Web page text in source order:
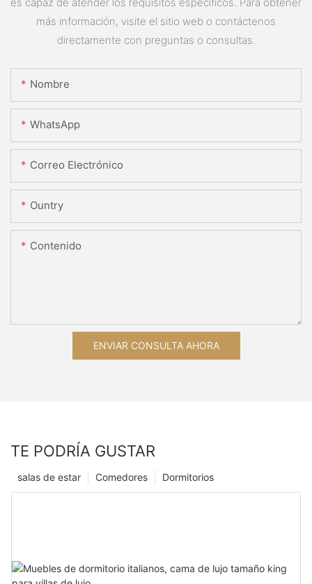
más información, visite el sitio web o contáctenos
directamente con preguntas o consultas.
Nombre
WhatsApp
Correo Electrónico
Ountry
Contenido
ENVIAR CONSULTA AHORA
TE PODRÍA GUSTAR
Dormitorios
Comedores
salas de estar